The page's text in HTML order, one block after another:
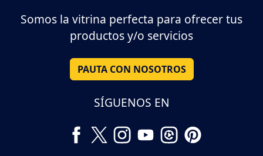
Somos la vitrina perfecta para ofrecer tus
productos y/o servicios
PAUTA CON NOSOTROS
SÍGUENOS EN